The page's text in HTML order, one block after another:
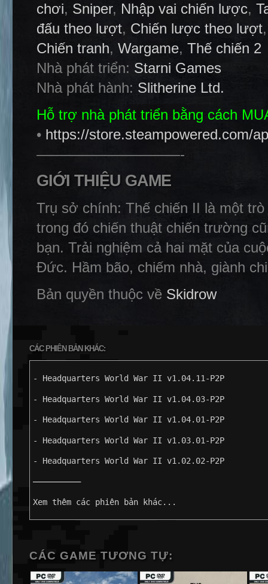
chơi, Sniper, Nhập vai chiến lược,
đấu theo lượt, Chiến lược theo lượt
Chiến tranh, Wargame, Thế chiến 2
Nhà phát triển: Starni Games
Nhà phát hành: Slitherine Ltd.
Hỗ trợ nhà phát triển bằng cách
• https://store.steampowered.com/
——————————-
GIỚI THIỆU GAME
Trụ sở chính: Thế chiến II là một
trong đó chiến thuật chiến trường
bạn. Trải nghiệm cả hai mặt của
Đức. Hầm bão, chiếm nhà, giành
Bản quyền thuộc về Skidrow
CÁC PHIÊN BẢN KHÁC:
- Headquarters World War II v1.04.11-P2P
- Headquarters World War II v1.04.03-P2P
- Headquarters World War II v1.04.01-P2P
- Headquarters World War II v1.03.01-P2P
- Headquarters World War II v1.02.02-P2P
——————————
Xem thêm các phiên bản khác...
CÁC GAME TƯƠNG TỰ: